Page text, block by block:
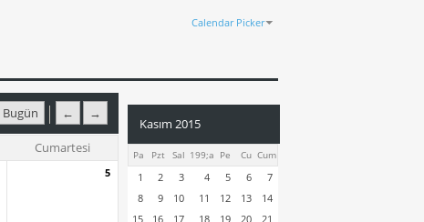
Calendar Picker
Bugün ← →
Cumartesi
5
Kasım 2015
Pa Pzt Sal 199;a Pe Cu Cum
1 2 3 4 5 6
7
8
9 10 11 12 13
14
15
16 17 18 19 20
21